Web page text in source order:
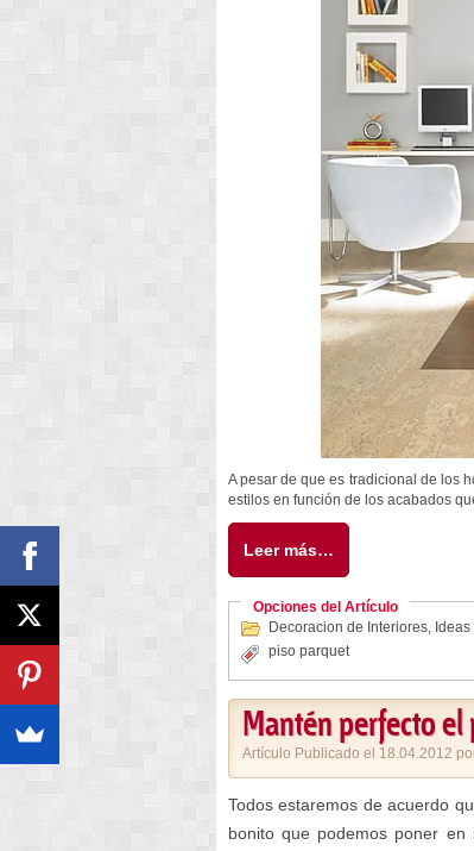
A pesar de que es tradicional de los
estilos en función de los acabados
Leer más…
Opciones del Artículo
Decoracion de Interiores,
piso parquet
Mantén perfecto el
Artículo Publicado el 18.04.2012
Todos estaremos de acuerdo
bonito que podemos poner